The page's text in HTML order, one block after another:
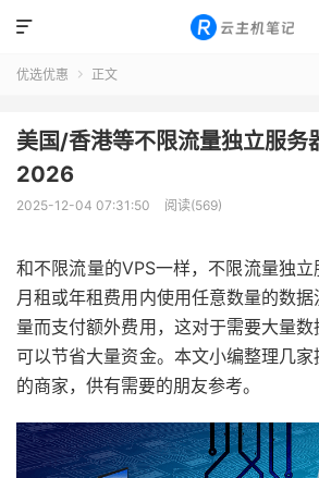

优选优惠  正文
美国/香港等不限流量独立服务
2026
2025-12-04 07:31:50 阅读(569)
和不限流量的VPS一样，不限流量独
月租或年租费用内使用任意数量的数
量而支付额外费用，这对于需要大量数
可以节省大量资金。本文小编整理几
的商家，供有需要的朋友参考。